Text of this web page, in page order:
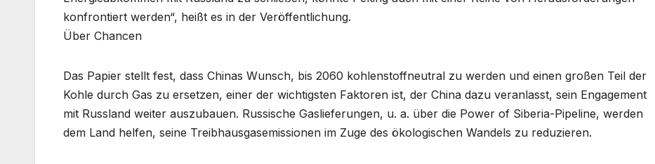
konfrontiert werden“, heißt es in der Veröffentlichung.
Über Chancen
Das Papier stellt fest, dass Chinas Wunsch, bis 2060 kohlenstoffneutral zu werden und einen großen Teil der
Kohle durch Gas zu ersetzen, einer der wichtigsten Faktoren ist, der China dazu veranlasst, sein Engagement
mit Russland weiter auszubauen. Russische Gaslieferungen, u. a. über die Power of Siberia-Pipeline, werden
dem Land helfen, seine Treibhausgasemissionen im Zuge des ökologischen Wandels zu reduzieren.